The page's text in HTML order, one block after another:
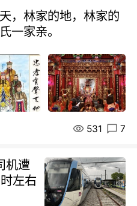
，林家的地，林家的
一家亲。
531 7
机遭
左右